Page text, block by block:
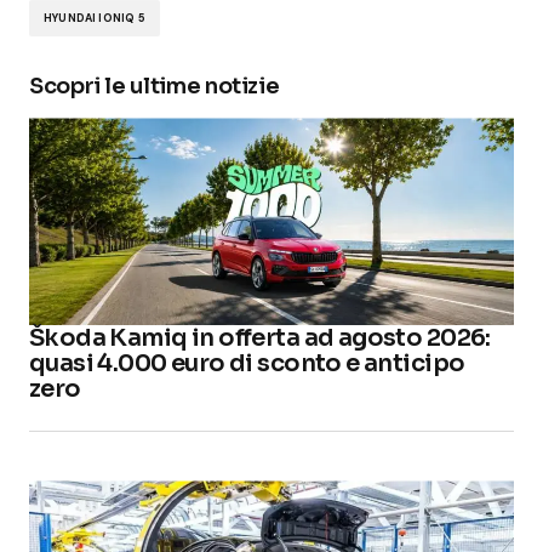
HYUNDAI IONIQ 5
Scopri le ultime notizie
Škoda Kamiq in offerta ad agosto 2026:
quasi 4.000 euro di sconto e anticipo
zero